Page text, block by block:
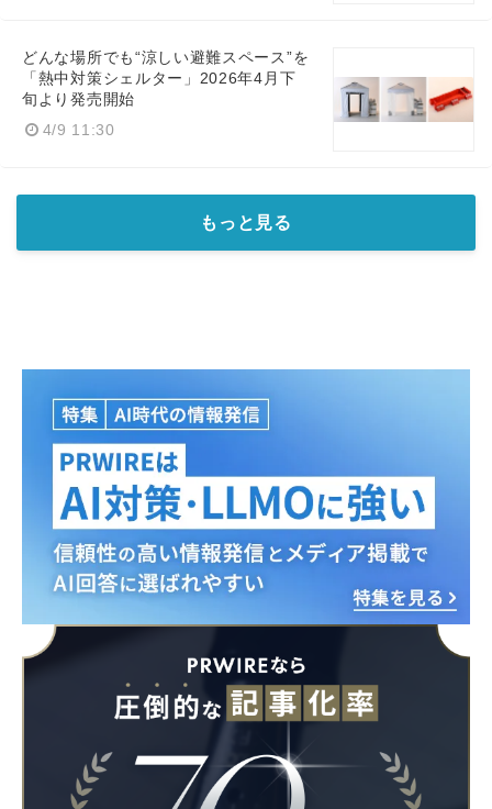
どんな場所でも“涼しい避難スペース”を
「熱中対策シェルター」2026年4月下
旬より発売開始
4/9 11:30
もっと見る